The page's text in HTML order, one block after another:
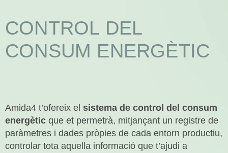
CONTROL DEL
CONSUM ENERGÈTIC
Amida4 t’ofereix el sistema de control del consum
energètic que et permetrà, mitjançant un registre de
paràmetres i dades pròpies de cada entorn productiu,
controlar tota aquella informació que t’ajudi a
DADES
Uneix-teIContacte